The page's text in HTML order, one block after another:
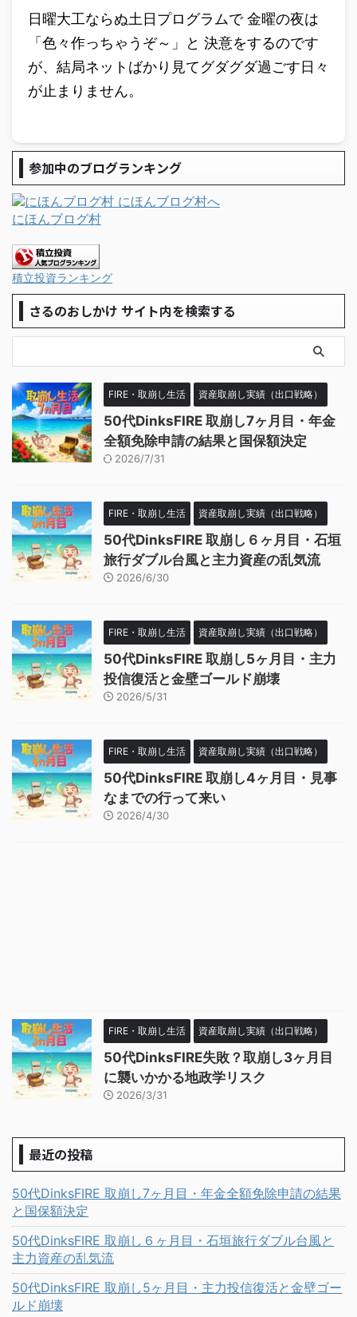
日曜大工ならぬ土日プログラムで 金曜の夜は
「色々作っちゃうぞ～」と 決意をするのです
が、結局ネットばかり見てグダグダ過ごす日々
が止まりません。
参加中のブログランキング
にほんブログ村
積立投資ランキング
さるのおしかけ サイト内を検索する
FIRE・取崩し生活 資産取崩し実績（出口戦略）
50代DinksFIRE 取崩し7ヶ月目・年金
全額免除申請の結果と国保額決定
2026/7/31
FIRE・取崩し生活 資産取崩し実績（出口戦略）
50代DinksFIRE 取崩し６ヶ月目・石垣
旅行ダブル台風と主力資産の乱気流
2026/6/30
FIRE・取崩し生活 資産取崩し実績（出口戦略）
50代DinksFIRE 取崩し5ヶ月目・主力
投信復活と金壁ゴールド崩壊
2026/5/31
FIRE・取崩し生活 資産取崩し実績（出口戦略）
50代DinksFIRE 取崩し4ヶ月目・見事
なまでの行って来い
2026/4/30
FIRE・取崩し生活 資産取崩し実績（出口戦略）
50代DinksFIRE失敗？取崩し3ヶ月目
に襲いかかる地政学リスク
2026/3/31
最近の投稿
50代DinksFIRE 取崩し7ヶ月目・年金全額免除申請の結果
と国保額決定
50代DinksFIRE 取崩し６ヶ月目・石垣旅行ダブル台風と
主力資産の乱気流
50代DinksFIRE 取崩し5ヶ月目・主力投信復活と金壁ゴー
ルド崩壊